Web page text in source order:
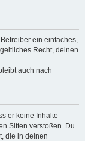
ein einfaches,
Recht, deinen
auch nach
er keine Inhalte
Sitten verstoßen. Du
die in deinen